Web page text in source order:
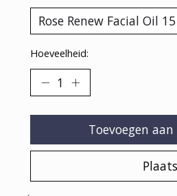
Hoeveelheid:
Toevoegen